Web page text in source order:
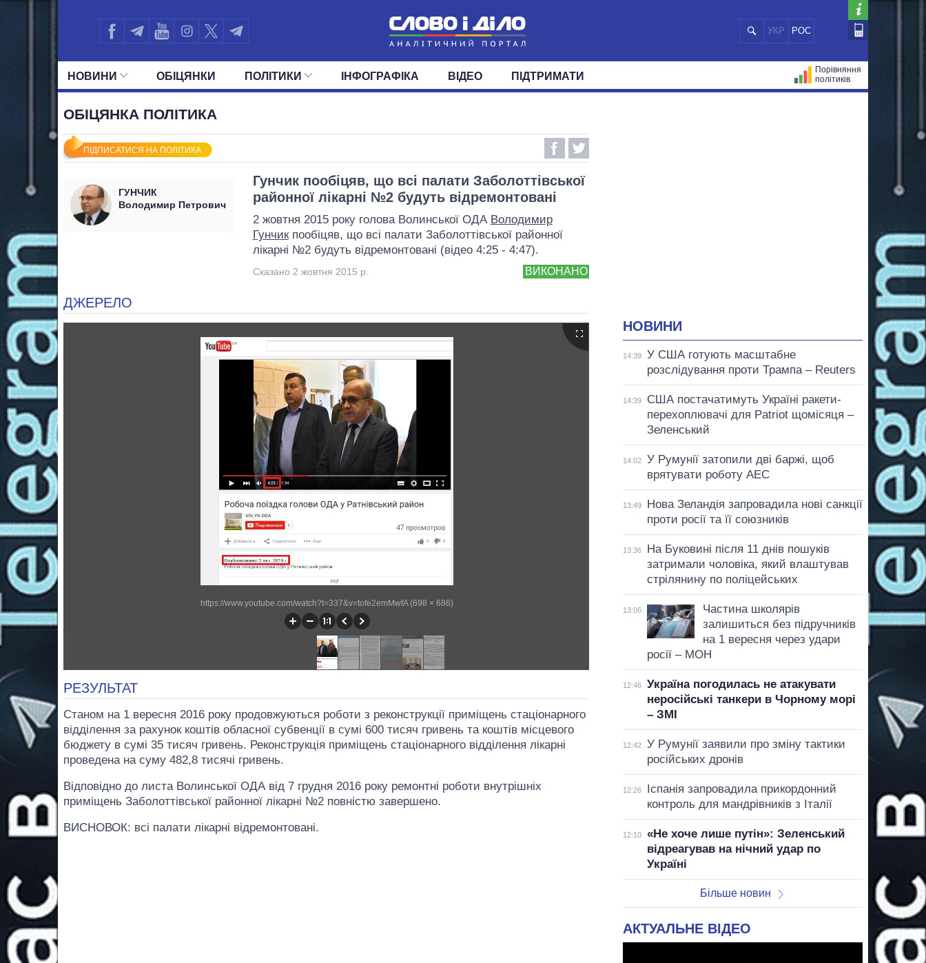
УКР РОС
НОВИНИ
СВІТ
ОБIЦЯНКИ ПОЛIТИКИ
ОКРУГИ
ІНФОГРАФІКА ВІДЕО ПІДТРИМАТИ
Порівняння
політиків
ОБІЦЯНКА ПОЛІТИКА
ПІДПИСАТИСЯ НА ПОЛІТИКА
ГУНЧИК
Володимир Петрович
Гунчик пообіцяв, що всі палати Заболоттівської
районної лікарні №2 будуть відремонтовані
2 жовтня 2015 року голова Волинської ОДА Володимир
Гунчикпообіцяв, що всі палати Заболоттівської районної
лікарні №2 будуть відремонтовані (відео 4:25 - 4:47).
ВИКОНАНО
Сказано 2 жовтня 2015 р.
ДЖЕРЕЛО
https://www.youtube.com/watch?t=337&v=tofe2emMwfA (698 × 686)
РЕЗУЛЬТАТ
Станом на 1 вересня 2016 року продовжуються роботи з реконструкції приміщень стаціонарного
відділення за рахунок коштів обласної субвенції в сумі 600 тисяч гривень та коштів місцевого
бюджету в сумі 35 тисяч гривень. Реконструкція приміщень стаціонарного відділення лікарні
проведена на суму 482,8 тисячі гривень.
Відповідно до листа Волинської ОДА від 7 грудня 2016 року ремонтні роботи внутрішніх
приміщень Заболоттівської районної лікарні №2 повністю завершено.
ВИСНОВОК: всі палати лікарні відремонтовані.
НОВИНИ
14:39
У США готують масштабне
розслідування проти Трампа – Reuters
14:39
США постачатимуть Україні ракети-
перехоплювачі для Patriot щомісяця –
Зеленський
14:02
У Румунії затопили дві баржі, щоб
врятувати роботу АЕС
13:49
Нова Зеландія запровадила нові санкції
проти росії та її союзників
13:36
На Буковині після 11 днів пошуків
затримали чоловіка, який влаштував
стрілянину по поліцейських
13:06
Частина школярів
залишиться без підручників
на 1 вересня через удари
росії – МОН
12:46
Україна погодилась не атакувати
неросійські танкери в Чорному морі
– ЗМІ
12:42
У Румунії заявили про зміну тактики
російських дронів
12:26
Іспанія запровадила прикордонний
контроль для мандрівників з Італії
12:10
«Не хоче лише путін»: Зеленський
відреагував на нічний удар по
Україні
Більше новин
АКТУАЛЬНЕ ВІДЕО